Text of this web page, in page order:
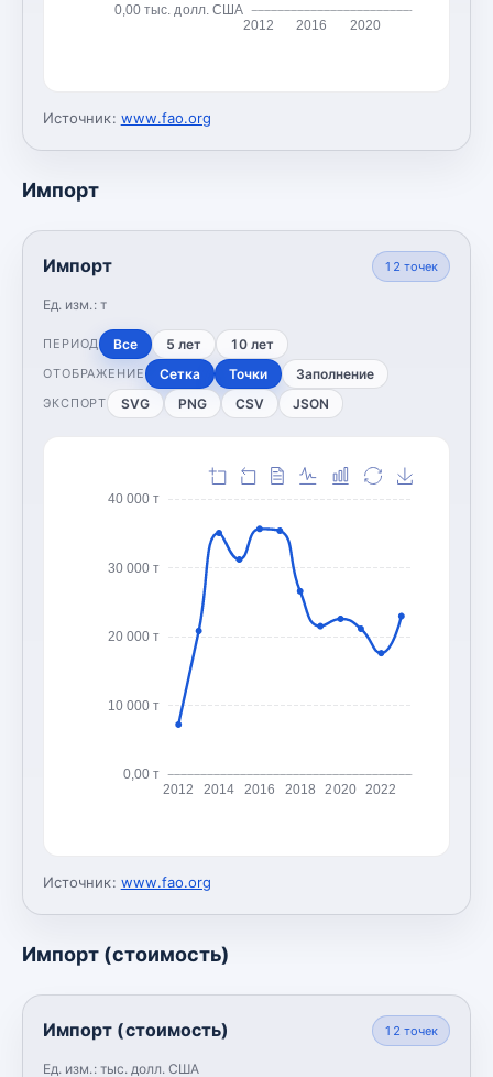
0,00 тыс. долл. США
2012 2016 2020
Источник: www.fao.org
Импорт
Импорт
Ед. изм.: т
12 точек
ПЕРИОД Все 5 лет 10 лет
ОТОБРАЖЕНИЕ Сетка Точки Заполнение
ЭКСПОРТ SVG PNG CSV JSON
0,00 т
10 000 т
20 000 т
30 000 т
40 000 т
2012 2014 2016 2018 2020 2022
Источник: www.fao.org
Импорт (стоимость)
Импорт (стоимость)
Ед. изм.: тыс. долл. США
12 точек